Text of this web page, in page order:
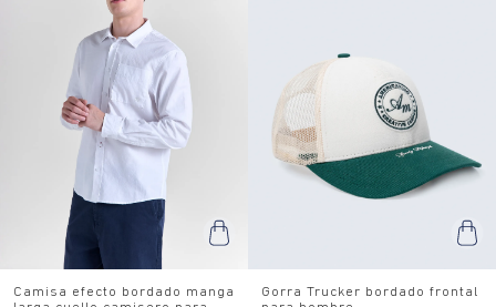
Camisa efecto bordado manga
Gorra Trucker bordado frontal